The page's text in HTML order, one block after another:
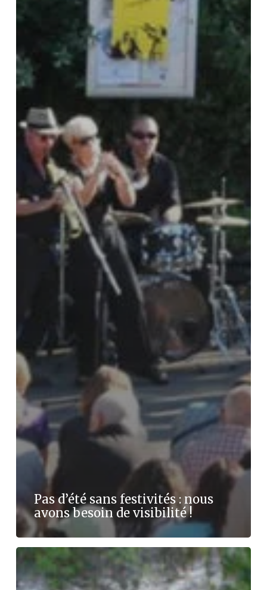
Pas d’été sans festivités : nous
avons besoin de visibilité !
Guide
méthodologique
Culture